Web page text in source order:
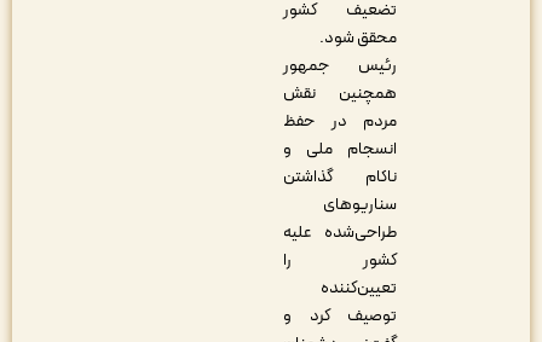
تضعیف کشور
محقق شود.
رئیس جمهور
همچنین نقش
مردم در حفظ
انسجام ملی و
ناکام گذاشتن
سناریوهای
طراحی‌شده علیه
کشور را
تعیین‌کننده
توصیف کرد و